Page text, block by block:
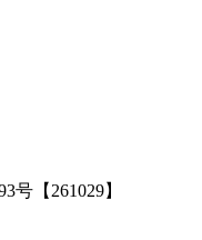
【261029】